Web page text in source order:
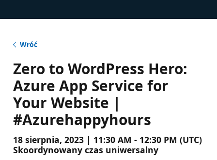
Wróć
Zero to WordPress Hero:
Azure App Service for
Your Website |
#Azurehappyhours
18 sierpnia, 2023 | 11:30 AM - 12:30 PM (UTC)
Skoordynowany czas uniwersalny